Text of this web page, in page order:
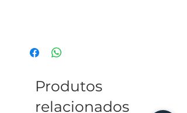
go in the water will not stain. This tag
has a collar or harness to match search
and find them.
PT - Alumínio anodizado lacado 30mm
Produtos
relacionados